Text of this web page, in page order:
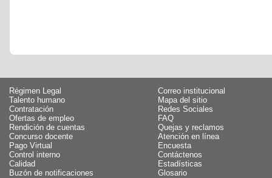
Régimen Legal
Talento humano
Contratación
Ofertas de empleo
Rendición de cuentas
Concurso docente
Pago Virtual
Control interno
Calidad
Buzón de notificaciones
Correo institucional
Mapa del sitio
Redes Sociales
FAQ
Quejas y reclamos
Atención en línea
Encuesta
Contáctenos
Estadísticas
Glosario